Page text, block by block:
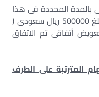
بالمدة المحددة فى هذا
البند بالتوريد يكون ملتزم بسداد مبلغ 500000 ريال سعودى (
أتفاقى تم الاتفاق
المترتبة على الطرف